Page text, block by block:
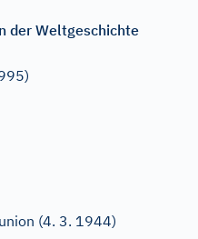
der Weltgeschichte
(4. 3. 1944)